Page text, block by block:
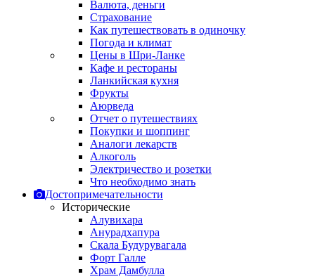
Валюта, деньги
Страхование
Как путешествовать в одиночку
Погода и климат
Цены в Шри-Ланке
Кафе и рестораны
Ланкийская кухня
Фрукты
Аюрведа
Отчет о путешествиях
Покупки и шоппинг
Аналоги лекарств
Алкоголь
Электричество и розетки
Что необходимо знать
Достопримечательности
Исторические
Алувихара
Анурадхапура
Скала Будурувагала
Форт Галле
Храм Дамбулла